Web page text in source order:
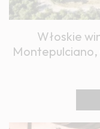
Włoskie